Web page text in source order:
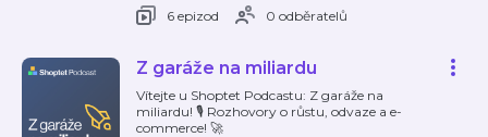
6 epizod
0 odběratelů
Z garáže na miliardu
Vítejte u Shoptet Podcastu: Z garáže na
miliardu! 🎙️ Rozhovory o růstu, odvaze a e-
commerce! 🚀